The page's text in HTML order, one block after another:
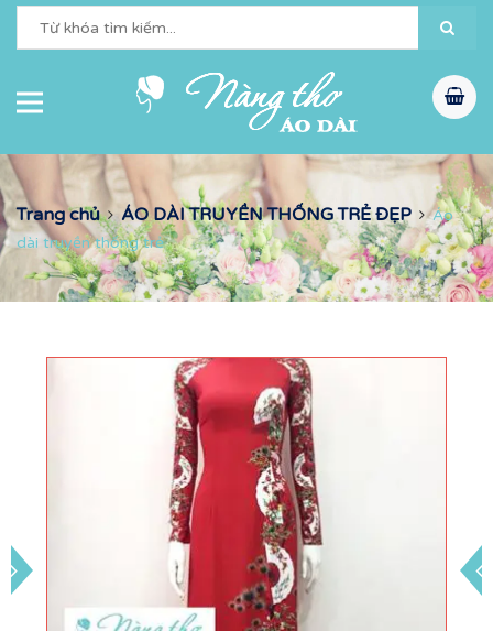
Trang chủ ÁO DÀI TRUYỀN THỐNG TRẺ ĐẸP
Áo
dài truyền thống trẻ